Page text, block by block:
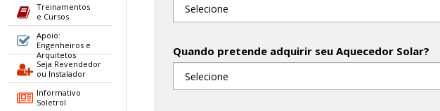
Treinamentos
e Cursos
Apoio:
Engenheiros e
Arquitetos
Seja Revendedor
ou Instalador
Informativo
Soletrol
Quando pretende adquirir seu Aquecedor Solar?